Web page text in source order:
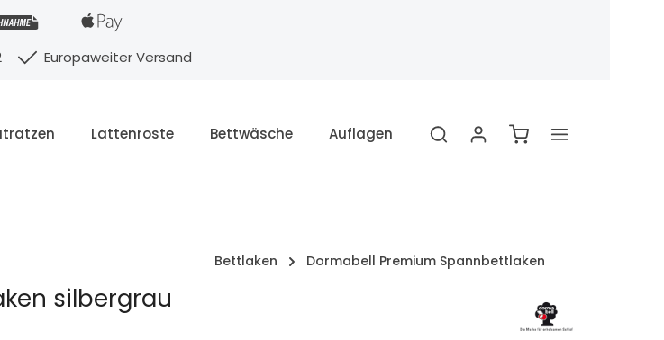
Europaweiter Versand
Lattenroste Bettwäsche Auflagen Bettlaken Marken
Warenkorb enthält
Bettlaken Dormabell Premium Spannbettlaken
silbergrau